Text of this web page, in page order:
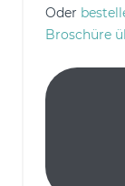
Oder
Broschüre